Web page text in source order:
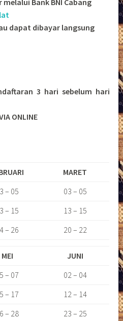
Bank BNI Cabang
dapat dibayar langsung
3 hari sebelum hari
ONLINE
MARET
– 05
03 – 05
– 15
13 – 15
– 26 20 – 22
MEI
JUNI
– 07
02 – 04
– 17
12 – 14
– 28 23 – 25